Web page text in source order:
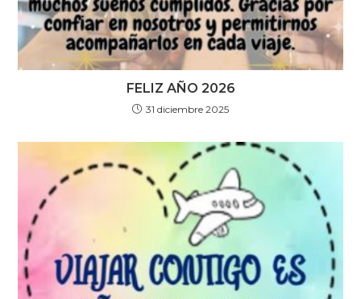
FELIZ AÑO 2026
31 diciembre 2025